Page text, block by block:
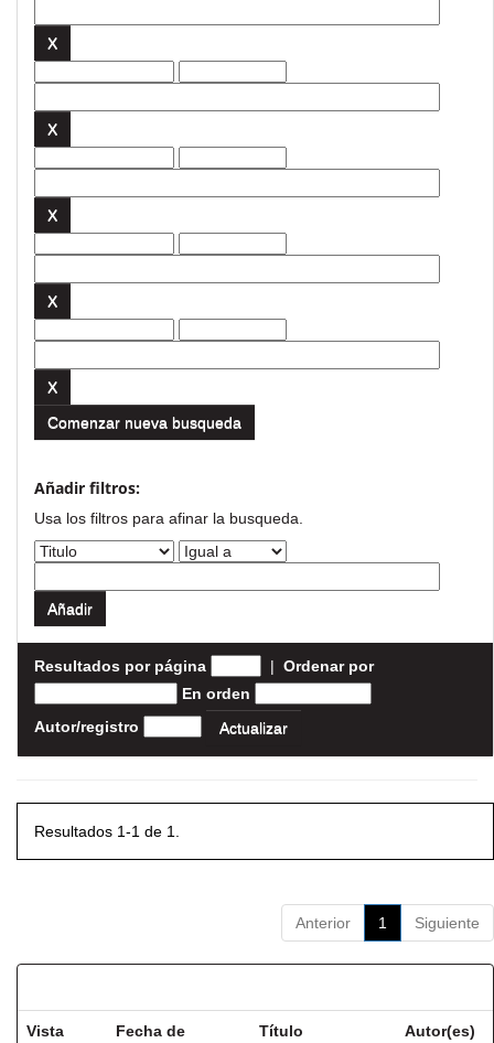
Comenzar nueva busqueda
Añadir filtros:
Usa los filtros para afinar la busqueda.
Resultados por página | Ordenar por
En orden
Autor/registro
Resultados 1-1 de 1.
Anterior 1 Siguiente
Vista
Fecha de
Título Autor(es)